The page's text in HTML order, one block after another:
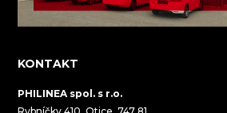
KONTAKT
PHILINEA spol. s r.o.